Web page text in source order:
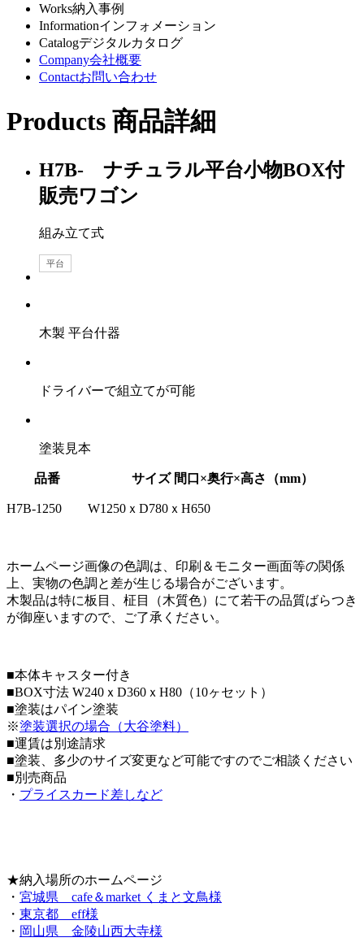
Works納入事例
Informationインフォメーション
Catalogデジタルカタログ
Company会社概要
Contactお問い合わせ
Products 商品詳細
H7B- ナチュラル平台小物BOX付
販売ワゴン
組み立て式
平台
木製 平台什器
ドライバーで組立てが可能
塗装見本
品番 サイズ 間口×奥行×高さ（mm）
H7B-1250 W1250ｘD780ｘH650
ホームページ画像の色調は、印刷＆モニター画面等の関係
上、実物の色調と差が生じる場合がございます。
木製品は特に板目、柾目（木質色）にて若干の品質ばらつき
が御座いますので、ご了承ください。
■本体キャスター付き
■BOX寸法 W240ｘD360ｘH80（10ヶセット）
■塗装はパイン塗装
※塗装選択の場合（大谷塗料）
■運賃は別途請求
■塗装、多少のサイズ変更など可能ですのでご相談ください
■別売商品
・ プライスカード差しなど
★納入場所のホームページ
・ 宮城県 cafe＆market くまと文鳥様
・ 東京都 eff様
・ 岡山県 金陵山西大寺様